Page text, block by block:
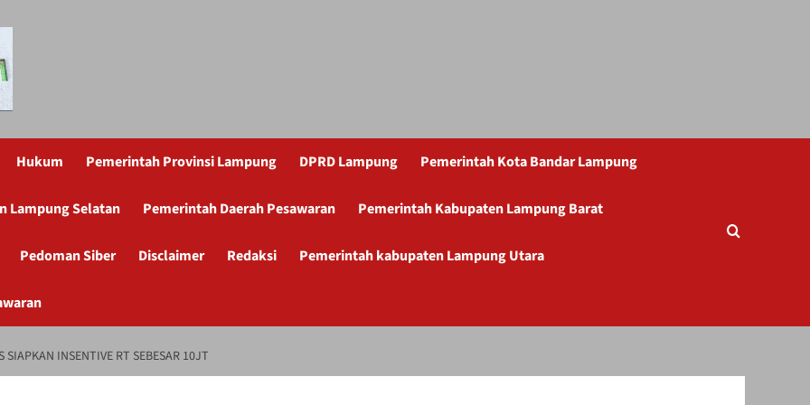
Hukum Pemerintah Provinsi Lampung DPRD Lampung Pemerintah Kota Bandar Lampung
Lampung Selatan Pemerintah Daerah Pesawaran Pemerintah Kabupaten Lampung Barat
Pedoman Siber Disclaimer Redaksi Pemerintah kabupaten Lampung Utara
INSENTIVE RT SEBESAR 10JT